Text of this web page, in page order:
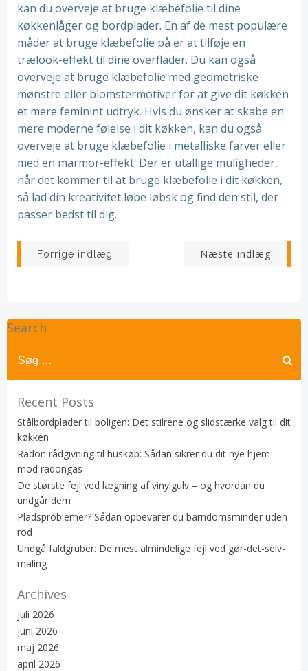
kan du overveje at bruge klæbefolie til dine
køkkenlåger og bordplader. En af de mest populære
måder at bruge klæbefolie på er at tilføje en
trælook-effekt til dine overflader. Du kan også
overveje at bruge klæbefolie med geometriske
mønstre eller blomstermotiver for at give dit køkken
et mere feminint udtryk. Hvis du ønsker at skabe en
mere moderne følelse i dit køkken, kan du også
overveje at bruge klæbefolie i metalliske farver eller
med en marmor-effekt. Der er utallige muligheder,
når det kommer til at bruge klæbefolie i dit køkken,
så lad din kreativitet løbe løbsk og find den stil, der
passer bedst til dig.
Indlægsnavigation
Forrige indlæg Næste indlæg
Search
Recent Posts
Stålbordplader til boligen: Det stilrene og slidstærke valg til dit
køkken
Radon rådgivning til huskøb: Sådan sikrer du dit nye hjem
mod radongas
De største fejl ved lægning af vinylgulv – og hvordan du
undgår dem
Pladsproblemer? Sådan opbevarer du barndomsminder uden
rod
Undgå faldgruber: De mest almindelige fejl ved gør-det-selv-
maling
Archives
juli 2026
juni 2026
maj 2026
april 2026